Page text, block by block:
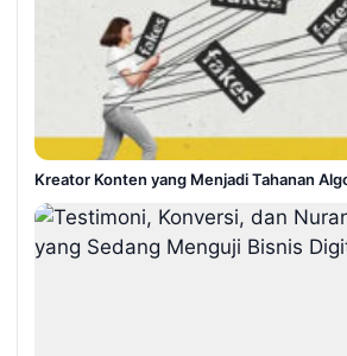
Kreator Konten yang Menjadi Tahanan